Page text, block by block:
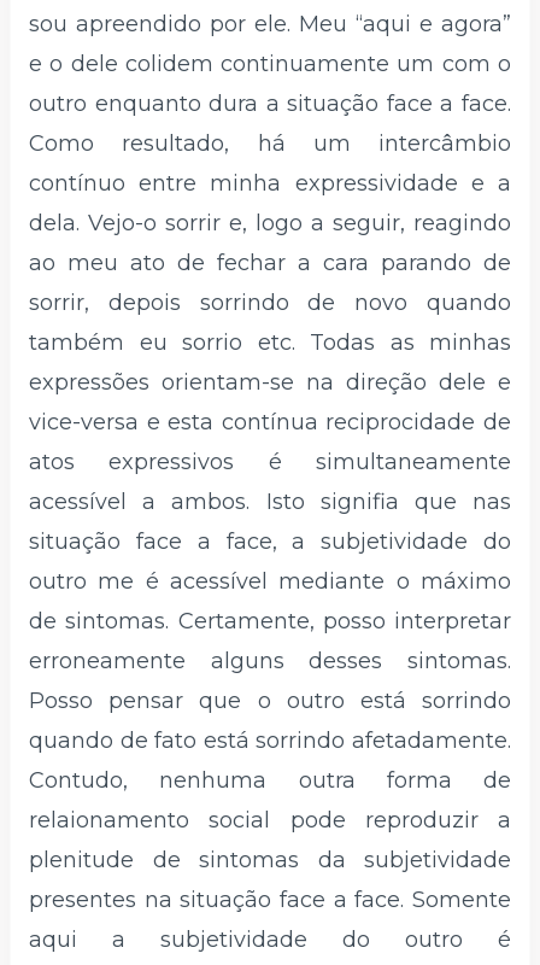
sou apreendido por ele. Meu “aqui e agora”
e o dele colidem continuamente um com o
outro enquanto dura a situação face a face.
Como resultado, há um intercâmbio
contínuo entre minha expressividade e a
dela. Vejo-o sorrir e, logo a seguir, reagindo
ao meu ato de fechar a cara parando de
sorrir, depois sorrindo de novo quando
também eu sorrio etc. Todas as minhas
expressões orientam-se na direção dele e
vice-versa e esta contínua reciprocidade de
atos expressivos é simultaneamente
acessível a ambos. Isto signifia que nas
situação face a face, a subjetividade do
outro me é acessível mediante o máximo
de sintomas. Certamente, posso interpretar
erroneamente alguns desses sintomas.
Posso pensar que o outro está sorrindo
quando de fato está sorrindo afetadamente.
Contudo, nenhuma outra forma de
relaionamento social pode reproduzir a
plenitude de sintomas da subjetividade
presentes na situação face a face. Somente
aqui a subjetividade do outro é